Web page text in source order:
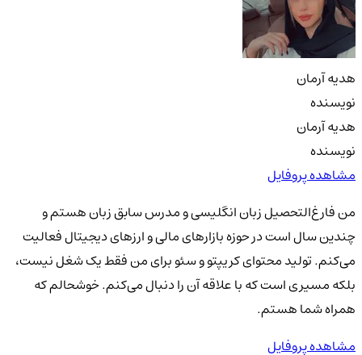
هدیه آرمان
نویسنده
هدیه آرمان
نویسنده
مشاهده پروفایل
من فارغ‌التحصیل زبان انگلیسی و مدرس سابق زبان هستم و
چندین سال است در حوزه بازارهای مالی و ارزهای دیجیتال فعالیت
می‌کنم. تولید محتوای کریپتو و سئو برای من فقط یک شغل نیست،
بلکه مسیری است که با علاقه آن را دنبال می‌کنم. خوشحالم که
همراه شما هستم.
مشاهده پروفایل